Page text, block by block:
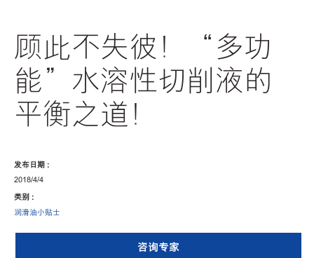
顾此不失彼！“多功
能”水溶性切削液的
平衡之道！
发布日期 :
2018/4/4
类别 :
润滑油小贴士
咨询专家